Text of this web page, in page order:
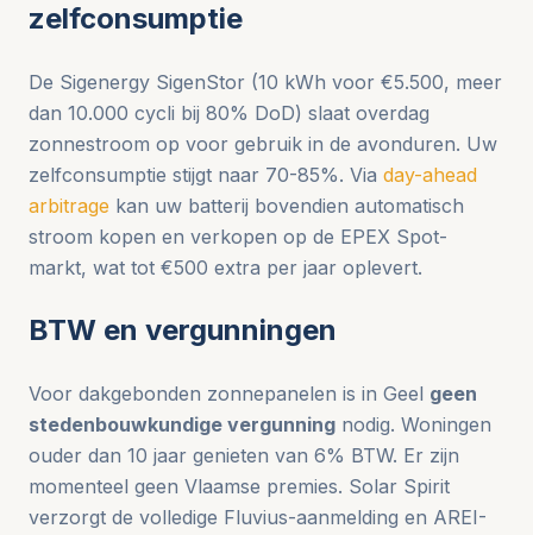
zelfconsumptie
De Sigenergy SigenStor (10 kWh voor €5.500, meer
dan 10.000 cycli bij 80% DoD) slaat overdag
zonnestroom op voor gebruik in de avonduren. Uw
zelfconsumptie stijgt naar 70-85%. Via day-ahead
arbitrage kan uw batterij bovendien automatisch
stroom kopen en verkopen op de EPEX Spot-
markt, wat tot €500 extra per jaar oplevert.
BTW en vergunningen
Voor dakgebonden zonnepanelen is in Geel geen
stedenbouwkundige vergunning nodig. Woningen
ouder dan 10 jaar genieten van 6% BTW. Er zijn
momenteel geen Vlaamse premies. Solar Spirit
verzorgt de volledige Fluvius-aanmelding en AREI-